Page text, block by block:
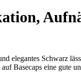
elegantes Schwarz
Basecaps eine gute